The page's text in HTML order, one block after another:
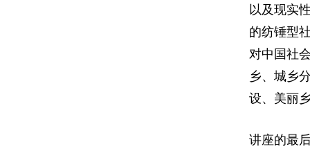
以及现实
的纺锤型
对中国社
乡、城乡
设、美丽
讲座的最